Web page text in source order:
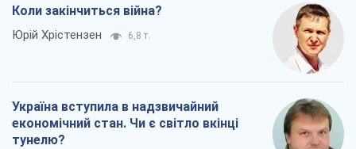
Коли закінчиться війна?
Юрій Хрістензен 6,8 т.
Україна вступила в надзвичайний
економічний стан. Чи є світло вкінці
тунелю?